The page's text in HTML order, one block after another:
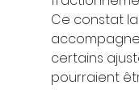
Ce constat
certains
pourraient